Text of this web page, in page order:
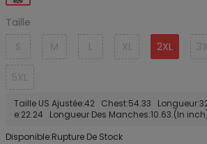
Taille
S
M L XL 2XL
5XL
Taille US Ajustée:42 Chest:54.33
e:22.24 Longueur Des Manches:10.63.(In
Disponible:Rupture De Stock